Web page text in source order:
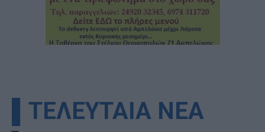
▌ΤΕΛΕΥΤΑΙΑ ΝΕΑ